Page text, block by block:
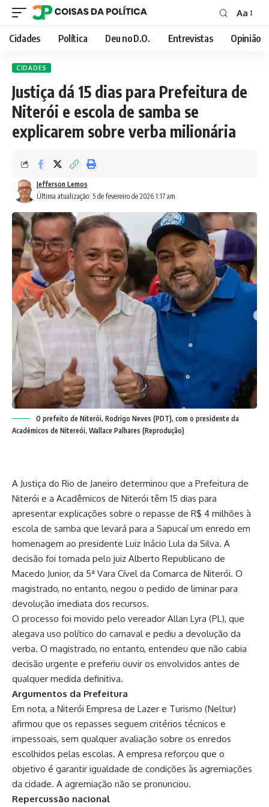
Font
Resizer
Aa
Cidades Política Deu no D.O. Entrevistas Opinião
CIDADES
Justiça dá 15 dias para Prefeitura de
Niterói e escola de samba se
explicarem sobre verba milionária
Última atualização: 5 de fevereiro de 2026 1:17 am
Jefferson Lemos
O prefeito de Niterói, Rodrigo Neves (PDT), com o presidente da
Acadêmicos de Nitereói, Wallace Palhares (Reprodução)
A Justiça do Rio de Janeiro determinou que a Prefeitura de
Niterói e a Acadêmicos de Niterói têm 15 dias para
apresentar explicações sobre o repasse de R$ 4 milhões à
escola de samba que levará para a Sapucaí um enredo em
homenagem ao presidente Luiz Inácio Lula da Silva. A
decisão foi tomada pelo juiz Alberto Republicano de
Macedo Junior, da 5ª Vara Cível da Comarca de Niterói. O
magistrado, no entanto, negou o pedido de liminar para
devolução imediata dos recursos.
O processo foi movido pelo vereador Allan Lyra (PL), que
alegava uso político do carnaval e pediu a devolução da
verba. O magistrado, no entanto, entendeu que não cabia
decisão urgente e preferiu ouvir os envolvidos antes de
qualquer medida definitiva.
Argumentos da Prefeitura
Em nota, a Niterói Empresa de Lazer e Turismo (Neltur)
afirmou que os repasses seguem critérios técnicos e
impessoais, sem qualquer avaliação sobre os enredos
escolhidos pelas escolas. A empresa reforçou que o
objetivo é garantir igualdade de condições às agremiações
da cidade. A agremiação não se pronunciou.
Repercussão nacional